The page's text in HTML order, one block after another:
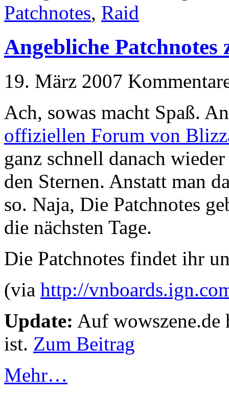
Patchnotes, Raid
Angebliche Patchnotes
19. März 2007
Ach, sowas macht Spaß.
offiziellen Forum von
ganz schnell danach
den Sternen. Anstatt man
so. Naja, Die Patchnotes
die nächsten Tage.
Die Patchnotes findet ihr
(via http://
Update: Auf wowszene.de
ist. Zum Beitrag
Mehr…